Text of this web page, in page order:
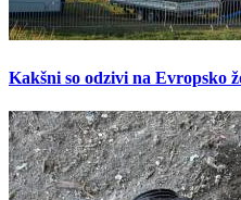
Kakšni so odzivi na Evropsko